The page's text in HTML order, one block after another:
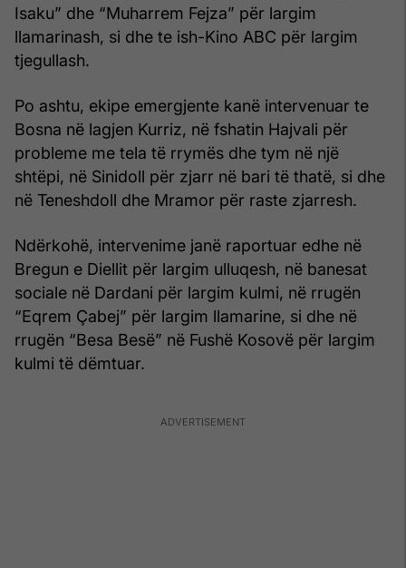
Isaku” dhe “Muharrem Fejza” për largim
llamarinash, si dhe te ish-Kino ABC për largim
tjegullash.
Po ashtu, ekipe emergjente kanë intervenuar te
Bosna në lagjen Kurriz, në fshatin Hajvali për
probleme me tela të rrymës dhe tym në një
shtëpi, në Sinidoll për zjarr në bari të thatë, si dhe
në Teneshdoll dhe Mramor për raste zjarresh.
Ndërkohë, intervenime janë raportuar edhe në
Bregun e Diellit për largim ulluqesh, në banesat
sociale në Dardani për largim kulmi, në rrugën
“Eqrem Çabej” për largim llamarine, si dhe në
rrugën “Besa Besë” në Fushë Kosovë për largim
kulmi të dëmtuar.